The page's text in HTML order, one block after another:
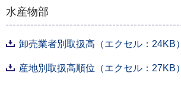
水産物部
卸売業者別取扱高（エクセル：24KB）
産地別取扱高順位（エクセル：27KB）